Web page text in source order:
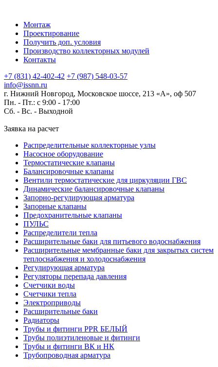
Монтаж
Проектирование
Получить доп. условия
Производство коллекторных модулей
Контакты
+7 (831) 42-402-42 +7 (987) 548-03-57
info@issnn.ru
г. Нижний Новгород, Московское шоссе, 213 «А», оф 507
Пн. - Пт.: с 9:00 - 17:00
Сб. - Вс. - Выходной
Заявка на расчет
Распределительные коллекторные узлы
Насосное оборудование
Термостатические клапаны
Балансировочные клапаны
Вентили термостатические для циркуляции ГВС
Динамические балансировочные клапаны
Запорно-регулирующая арматура
Запорные клапаны
Предохранительные клапаны
ПУЛЬС
Распределители тепла
Расширительные баки для питьевого водоснабжения
Расширительные мембранные баки для закрытых систем
теплоснабжения и холодоснабжения
Регулирующая арматура
Регуляторы перепада давления
Счетчики воды
Счетчики тепла
Электроприводы
Расширительные баки
Радиаторы
Трубы и фитинги PPR БЕЛЫЙ
Трубы полиэтиленовые и фитинги
Трубы и фитинги ВК и НК
Трубопроводная арматура